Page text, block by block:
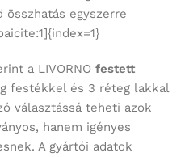
összhatás egyszerre
a LIVORNO festett
festékkel és 3 réteg lakkal
választássá teheti azok
hanem igényes
A gyártói adatok